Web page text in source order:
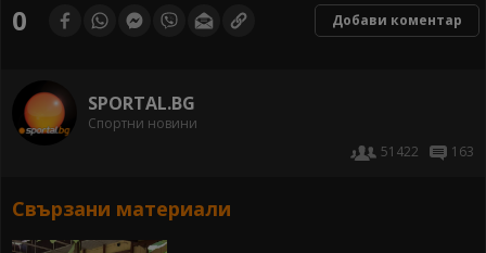
0 Добави коментар
SPORTAL.BG
Спортни новини
51422
163
Свързани материали